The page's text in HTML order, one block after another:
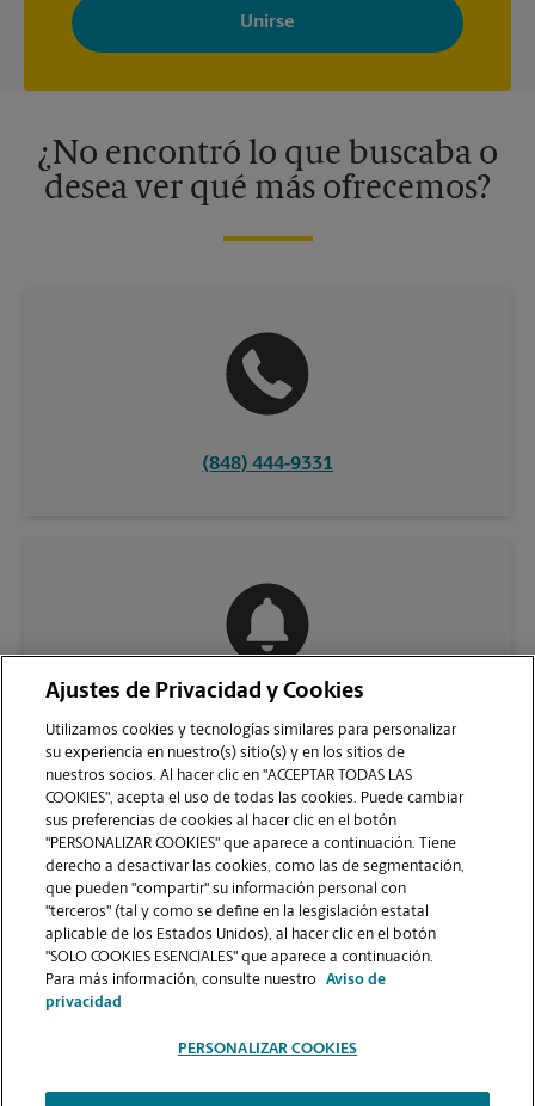
Store con noticias, ofertas especiales, promociones y mensajes
adaptados a sus intereses. Puede darse de baja en cualquier
momento. Para más información, consulte nuestra política de
¿No encontró lo que buscaba o
desea ver qué más ofrecemos?
(848) 444-9331
VER LA PÁGINA DE LA TIENDA
Ajustes de Privacidad y Cookies
Utilizamos cookies y tecnologías similares para personalizar
su experiencia en nuestro(s) sitio(s) y en los sitios de
nuestros socios. Al hacer clic en "ACCEPTAR TODAS LAS
COOKIES", acepta el uso de todas las cookies. Puede cambiar
sus preferencias de cookies al hacer clic en el botón
"PERSONALIZAR COOKIES" que aparece a continuación. Tiene
derecho a desactivar las cookies, como las de segmentación,
que pueden "compartir" su información personal con
"terceros" (tal y como se define en la lesgislación estatal
aplicable de los Estados Unidos), al hacer clic en el botón
"SOLO COOKIES ESENCIALES" que aparece a continuación.
Para más información, consulte nuestro
Aviso de
privacidad
PERSONALIZAR COOKIES